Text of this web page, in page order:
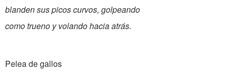
blanden sus picos curvos, golpeando
como trueno y volando hacia atrás.
Pelea de gallos